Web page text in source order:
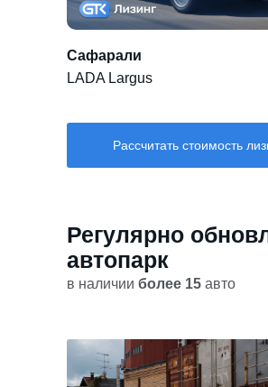
Сафарали
LADA Largus
Рассчитать стоимость
Регулярно
автопарк
в наличии более 15 авто